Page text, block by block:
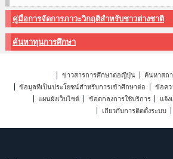
คู่มือการจัดการภาวะวิกฤติสำหรับชาวต่างชาติ
ค้นหาทุนการศึกษา
ข่าวสารการศึกษาต่อญี่ปุ่น
ค้นหาสถ
ข้อมูลที่เป็นประโยชน์สำหรับการเข้าศึกษาต่อ
ข้อคว
แผนผังเว็บไซต์
ข้อตกลงการใช้บริการ
แจ้
เกี่ยวกับการติดตั้งระบบ